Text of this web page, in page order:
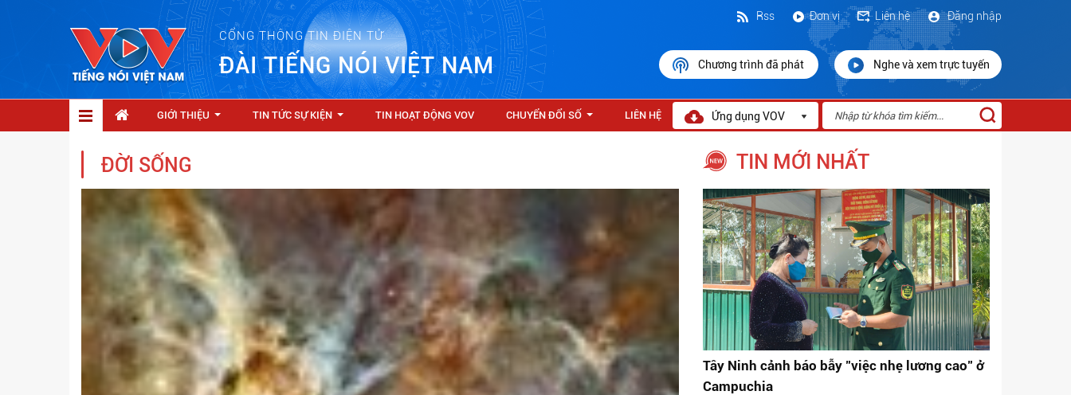
CỔNG THÔNG TIN ĐIỆN TỬ
ĐÀI TIẾNG NÓI VIỆT NAM
Đăng nhập
Liên hệ
Đơn vị
Rss
Chương trình đã phát Nghe và xem trực tuyến
GIỚI THIỆU TIN TỨC SỰ KIỆN TIN HOẠT ĐỘNG VOV CHUYỂN ĐỔI SỐ LIÊN HỆ Ứng dụng VOV
ĐỜI SỐNG TIN MỚI NHẤT
Tây Ninh cảnh báo bẫy "việc nhẹ lương cao" ở
Campuchia